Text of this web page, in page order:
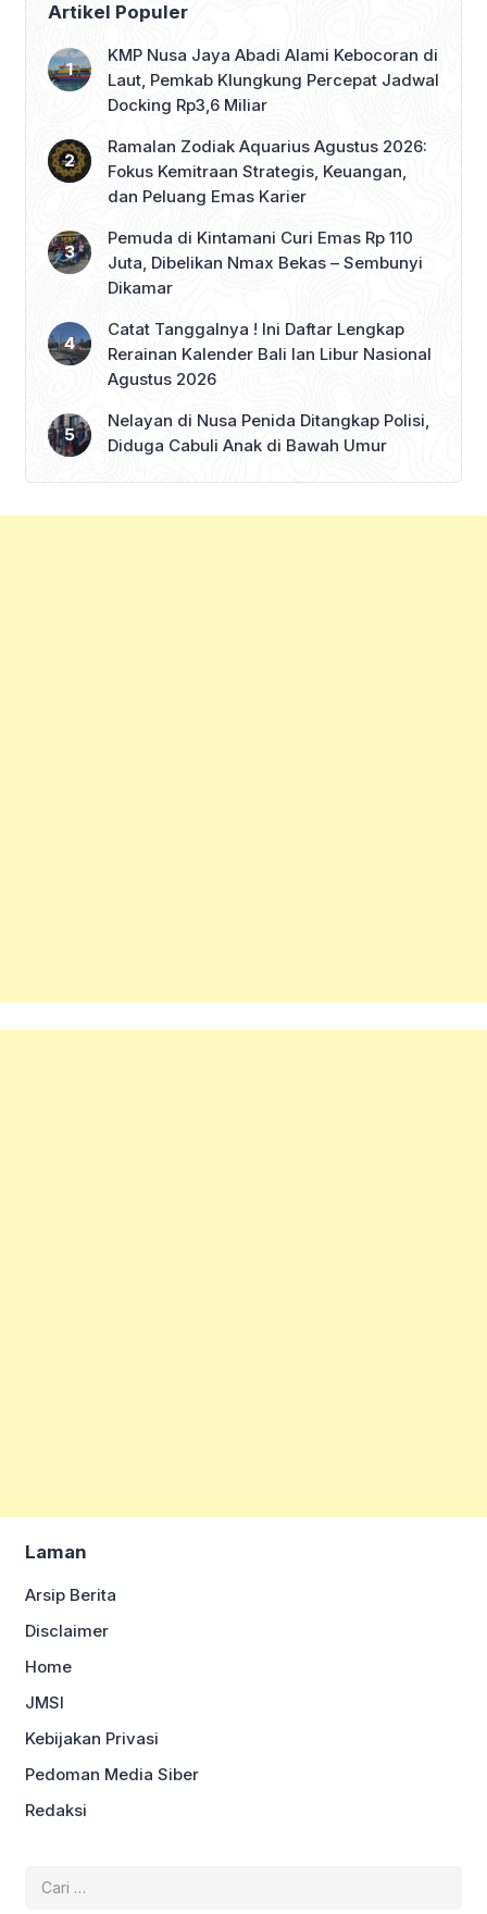
Artikel Populer
KMP Nusa Jaya Abadi Alami Kebocoran di
Laut, Pemkab Klungkung Percepat Jadwal
Docking Rp3,6 Miliar
Ramalan Zodiak Aquarius Agustus 2026:
Fokus Kemitraan Strategis, Keuangan,
dan Peluang Emas Karier
Pemuda di Kintamani Curi Emas Rp 110
Juta, Dibelikan Nmax Bekas – Sembunyi
Dikamar
Catat Tanggalnya ! Ini Daftar Lengkap
Rerainan Kalender Bali lan Libur Nasional
Agustus 2026
Nelayan di Nusa Penida Ditangkap Polisi,
Diduga Cabuli Anak di Bawah Umur
Laman
Arsip Berita
Disclaimer
Home
JMSI
Kebijakan Privasi
Pedoman Media Siber
Redaksi
untuk: